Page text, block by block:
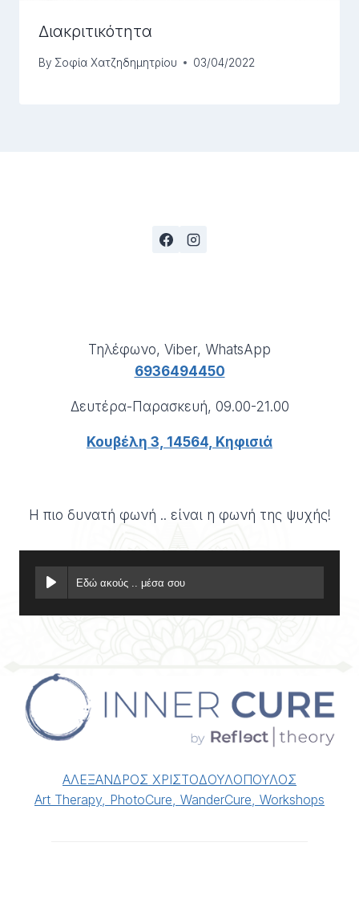
Διακριτικότητα
By Σοφία Χατζηδημητρίου 03/04/2022
Τηλέφωνο, Viber, WhatsApp
6936494450
Δευτέρα-Παρασκευή, 09.00-21.00
Κουβέλη 3, 14564, Κηφισιά
Η πιο δυνατή φωνή .. είναι η φωνή της ψυχής!
Εδώ ακούς .. μέσα σου
ΑΛΕΞΑΝΔΡΟΣ ΧΡΙΣΤΟΔΟΥΛΟΠΟΥΛΟΣ
Art Therapy, PhotoCure, WanderCure, Workshops